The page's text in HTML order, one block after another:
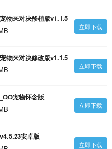
物来对决移植版v1.1.5
立即下载
物来对决修改版v1.1.5
立即下载
宠物怀念版
立即下载
安卓版
立即下载